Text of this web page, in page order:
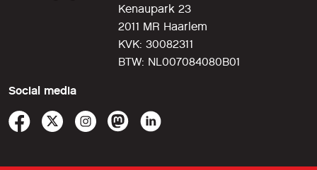
Kenaupark 23
2011 MR Haarlem
KVK: 30082311
BTW: NL007084080B01
Social media